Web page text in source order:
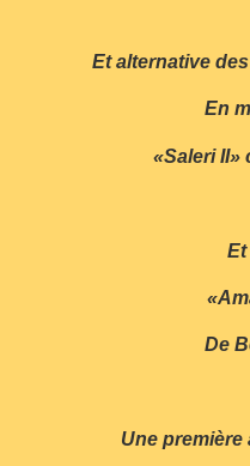
Et alternative
En
«Saleri II»
Et
De
Une première